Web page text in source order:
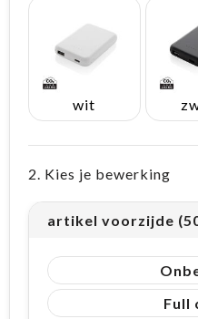
wit
2. Kies je bewerking
artikel voorzijde
Full